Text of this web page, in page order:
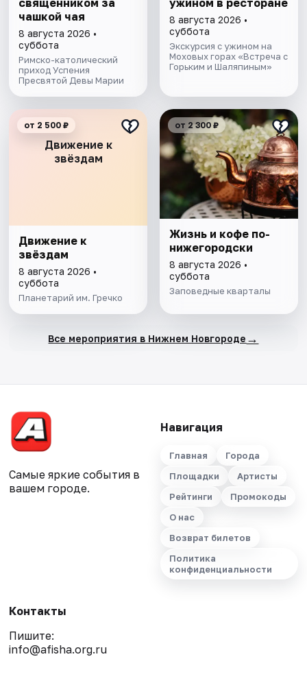
священником за
чашкой чая
8 августа 2026 •
суббота
Римско-католический
приход Успения
Пресвятой Девы Марии
ужином в ресторане
8 августа 2026 •
суббота
Экскурсия с ужином на
Моховых горах «Встреча с
Горьким и Шаляпиным»
Движение к
звёздам
от 2 500 ₽
Движение к
звёздам
8 августа 2026 •
суббота
Планетарий им. Гречко
от 2 300 ₽
Жизнь и кофе по-
нижегородски
8 августа 2026 •
суббота
Заповедные кварталы
Все мероприятия в Нижнем Новгороде →
Самые яркие события в
вашем городе.
Навигация
Главная
Города
Площадки
Артисты
Рейтинги
Промокоды
О нас
Возврат билетов
Политика
конфиденциальности
Контакты
Пишите:
info@afisha.org.ru